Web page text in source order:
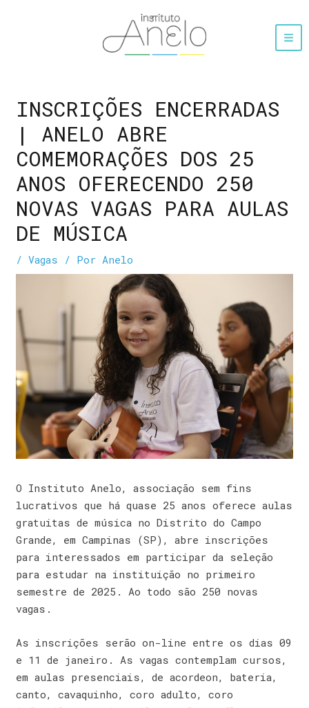
INSCRIÇÕES ENCERRADAS
| ANELO ABRE
COMEMORAÇÕES DOS 25
ANOS OFERECENDO 250
NOVAS VAGAS PARA AULAS
DE MÚSICA
/Vagas / PorAnelo
O Instituto Anelo, associação sem fins
lucrativos que há quase 25 anos oferece aulas
gratuitas de música no Distrito do Campo
Grande, em Campinas (SP), abre inscrições
para interessados em participar da seleção
para estudar na instituição no primeiro
semestre de 2025. Ao todo são 250 novas
vagas.
As inscrições serão on-line entre os dias 09
e 11 de janeiro. As vagas contemplam cursos,
em aulas presenciais, de acordeon, bateria,
canto, cavaquinho, coro adulto, coro